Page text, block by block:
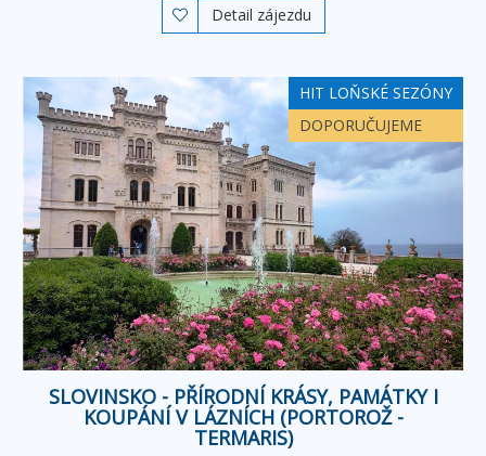
 Detail zájezdu
HIT LOŇSKÉ SEZÓNY
DOPORUČUJEME
SLOVINSKO - PŘÍRODNÍ KRÁSY, PAMÁTKY I
KOUPÁNÍ V LÁZNÍCH (PORTOROŽ -
TERMARIS)